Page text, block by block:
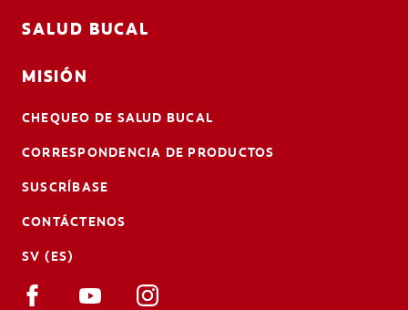
SALUD BUCAL
MISIÓN
CHEQUEO DE SALUD BUCAL
CORRESPONDENCIA DE PRODUCTOS
SUSCRÍBASE
CONTÁCTENOS
SV (ES)